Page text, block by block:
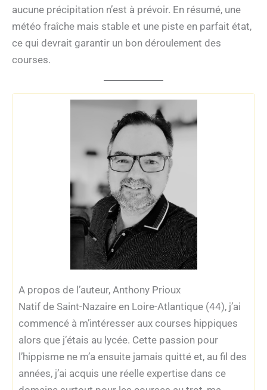
aucune précipitation n’est à prévoir. En résumé, une
météo fraîche mais stable et une piste en parfait état,
ce qui devrait garantir un bon déroulement des
courses.
A propos de l’auteur, Anthony Prioux
Natif de Saint-Nazaire en Loire-Atlantique (44), j’ai
commencé à m’intéresser aux courses hippiques
alors que j’étais au lycée. Cette passion pour
l’hippisme ne m’a ensuite jamais quitté et, au fil des
années, j’ai acquis une réelle expertise dans ce